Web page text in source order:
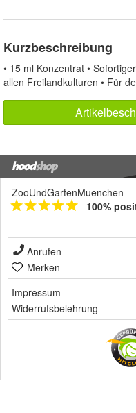
Kurzbeschreibung
• 15 ml Konzentrat •
allen Freilandkulturen • Für
ZooUndGartenMuenchen
100%
Anrufen
Merken
Impressum
Widerrufsbelehrung